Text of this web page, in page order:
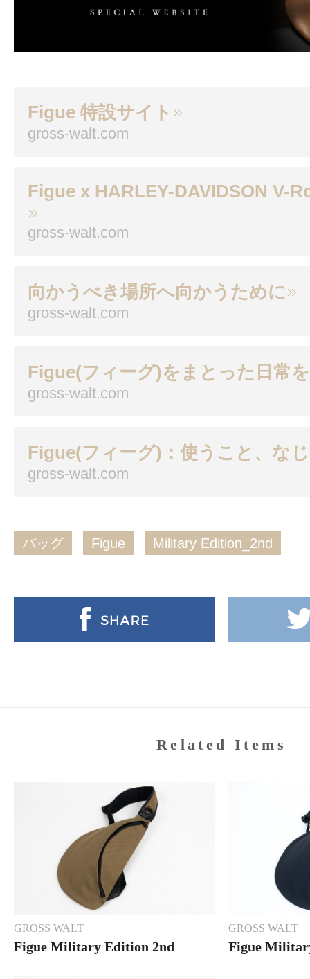
Figue 特設サイト
gross-walt.com
Figue x HARLEY-DAVIDSON V-
gross-walt.com
向かうべき場所へ向かうために
gross-walt.com
Figue(フィーグ)をまとった日常
gross-walt.com
Figue(フィーグ)：使うこと、な
gross-walt.com
バッグ Figue Military Edition_2nd
Related Items
GROSS WALT
Figue Military Edition 2nd
GROSS WALT
Figue